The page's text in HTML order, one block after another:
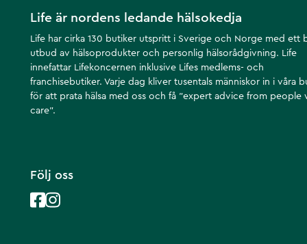
Life är nordens ledande hälsokedja
Life har cirka 130 butiker utspritt i Sverige och Norge med ett
utbud av hälsoprodukter och personlig hälsorådgivning. Life
innefattar Lifekoncernen inklusive Lifes medlems- och
franchisebutiker. Varje dag kliver tusentals människor in i våra
för att prata hälsa med oss och få ”expert advice from people
care”.
Följ oss